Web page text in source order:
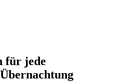
für jede